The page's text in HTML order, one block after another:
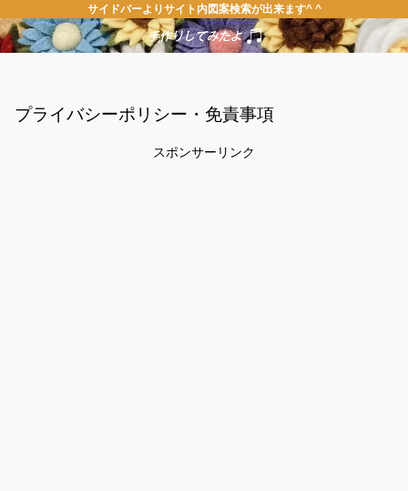
サイドバーよりサイト内図案検索が出来ます^ ^
プライバシーポリシー・免責事項
スポンサーリンク